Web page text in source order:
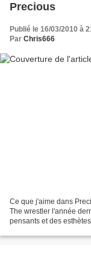
Precious
Publié le 16/03/2010 à
Par Chris666
Ce que j'aime dans
The wrestler l'année
pensants et des